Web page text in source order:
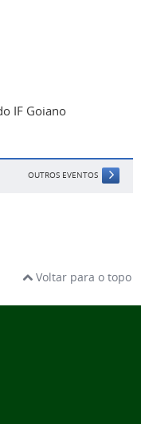
IF Goiano
OUTROS EVENTOS
Voltar para o topo